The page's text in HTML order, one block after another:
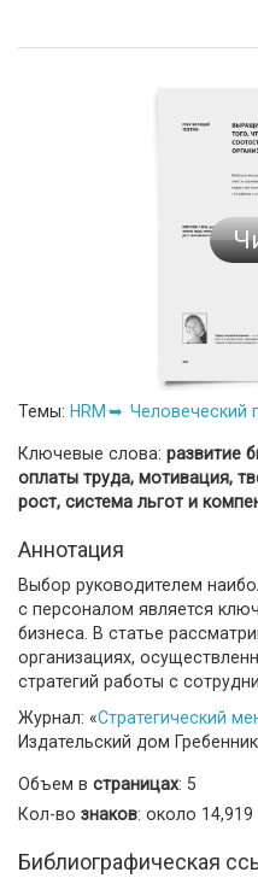
Темы: HRM Человеческий
Ключевые слова: развитие
оплаты труда, мотивация,
рост, система льгот и
Аннотация
Выбор руководителем
с персоналом является
бизнеса. В статье
организациях,
стратегий работы с
Журнал: «Стратегический
Издательский дом
Объем в страницах: 5
Кол-во знаков: около 14,919
Библиографическая